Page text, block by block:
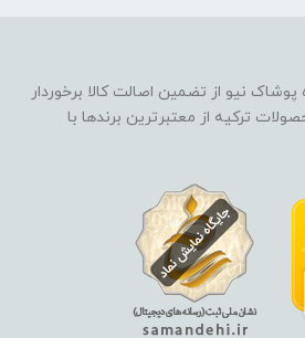
نیو از تضمین اصالت کالا برخوردار
ترکیه از معتبرترین برندها با